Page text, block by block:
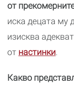
от
иска децата му
изисква
от настинки.
Какво